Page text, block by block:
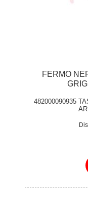
FERMO
482000090935